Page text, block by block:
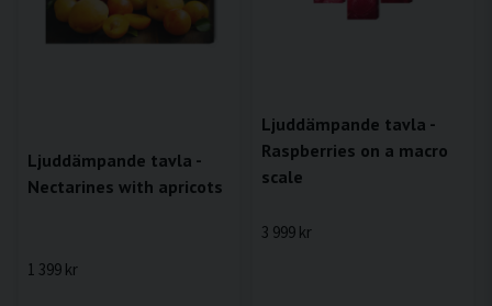
Ljuddämpande tavla -
Nectarines with apricots
1 399 kr
Ljuddämpande tavla -
Raspberries on a macro
scale
3 999 kr